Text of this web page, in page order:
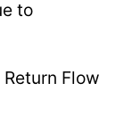
to
Flow